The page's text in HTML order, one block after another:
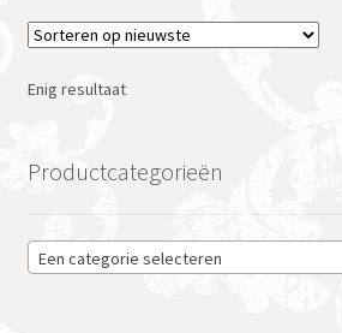
Enig resultaat
Productcategorieën
Een categorie selecteren